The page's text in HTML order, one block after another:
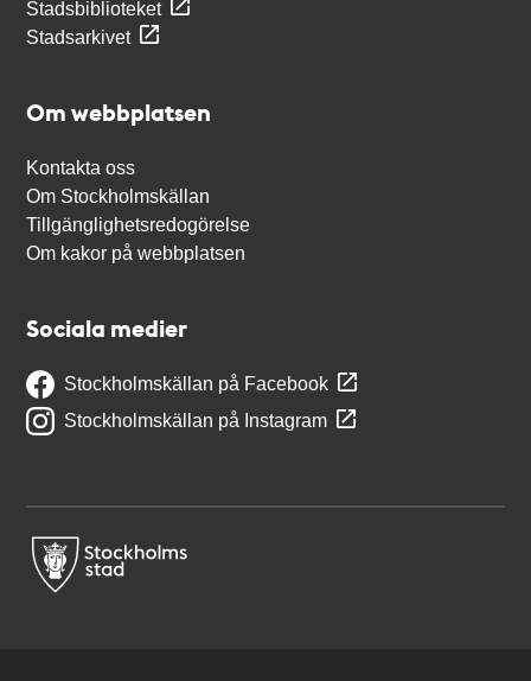
Stadsbiblioteket
Stadsarkivet
Om webbplatsen
Kontakta oss
Om Stockholmskällan
Tillgänglighetsredogörelse
Om kakor på webbplatsen
Sociala medier
Stockholmskällan på Facebook
Stockholmskällan på Instagram